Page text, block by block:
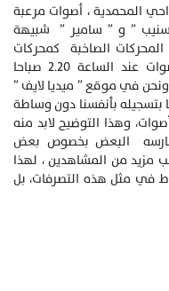
اليوم السبت 30 يناير 2016 بنواحي المحمدية ، أصوات مرعبة
سنيب ” و ” سامير ” شبيهة
الصاخبة كمحركات
الطائرات النفاتة، حيت انطلقت هذه الاصوات عند الساعة 2.20 صباحا
في موقع ” ميديا لايف ”
بتسجيله بأنفسنا دون وساطة
وهذا التوضيح لابد منه
البعض بخصوص بعض
مزيد من المشاهدين ، لهذا
في مثل هذه التصرفات، بل